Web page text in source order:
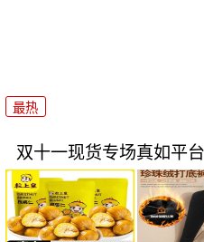
最热
双十一现货专场真如平